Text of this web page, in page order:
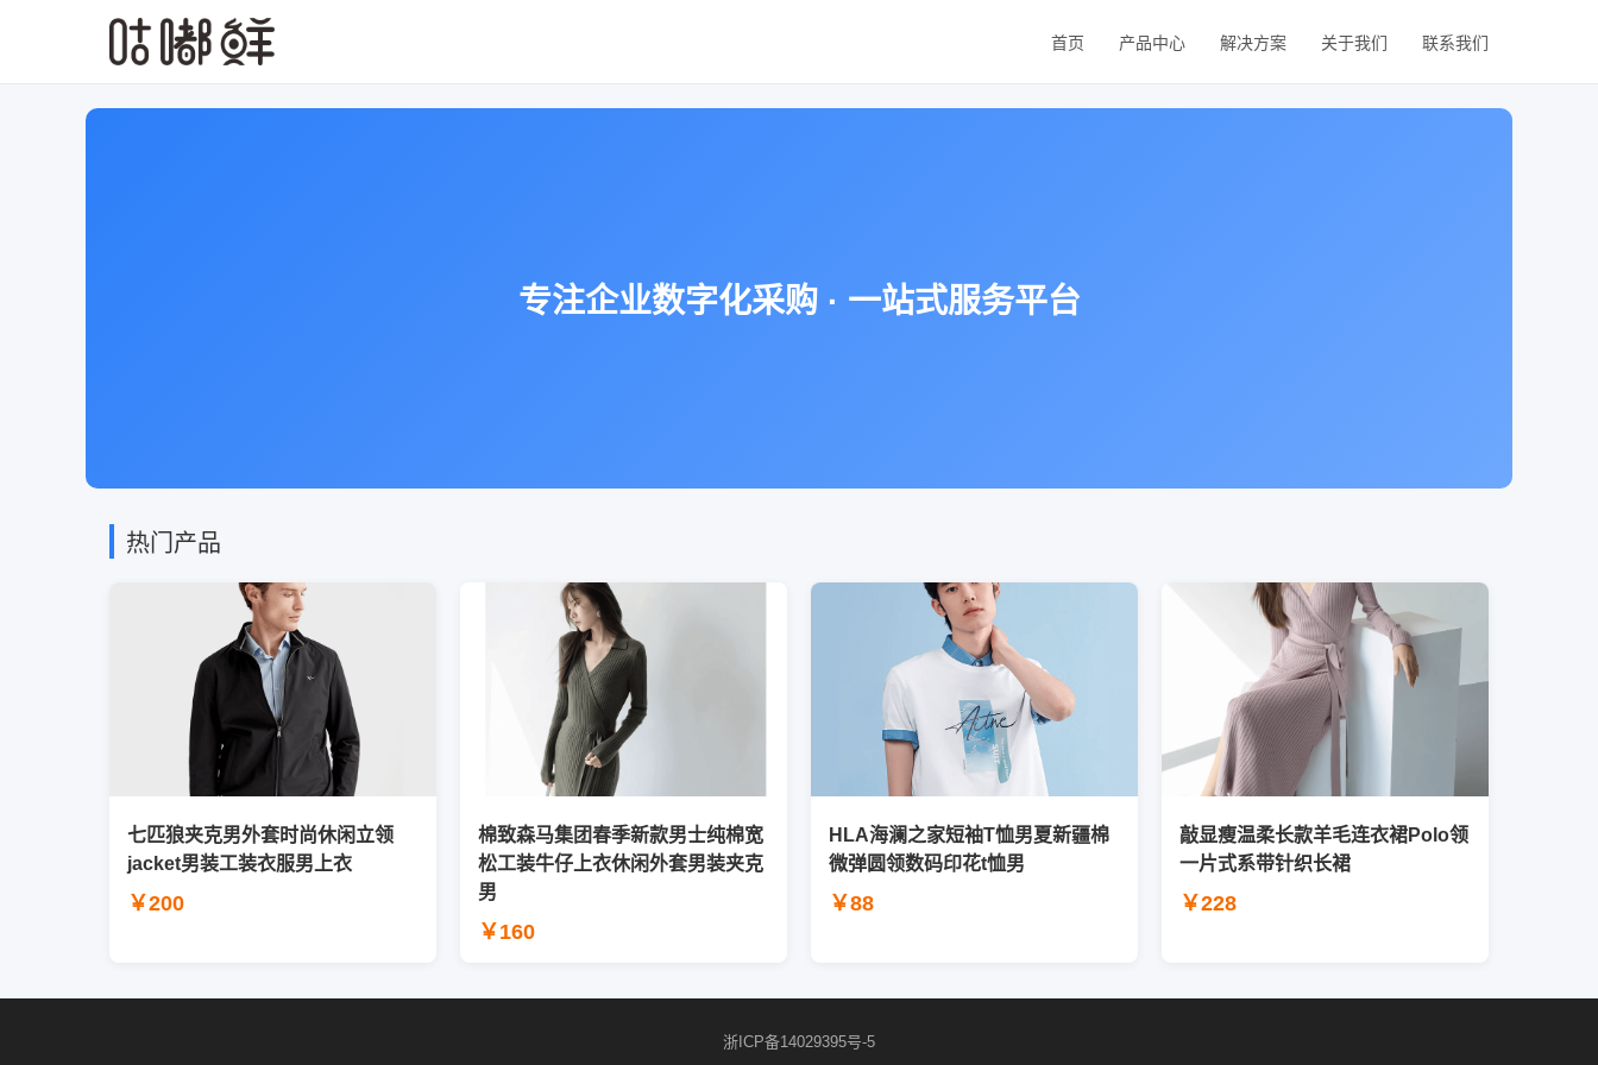
首页 产品中心 解决方案 关于我们 联系我们
专注企业数字化采购 · 一站式服务平台
热门产品
七匹狼夹克男外套时尚休闲立领
jacket男装工装衣服男上衣
￥200
棉致森马集团春季新款男士纯棉宽
松工装牛仔上衣休闲外套男装夹克
男
￥160
HLA海澜之家短袖T恤男夏新疆棉
微弹圆领数码印花t恤男
￥88
敲显瘦温柔长款羊毛连衣裙Polo领
一片式系带针织长裙
￥228
浙ICP备14029395号-5